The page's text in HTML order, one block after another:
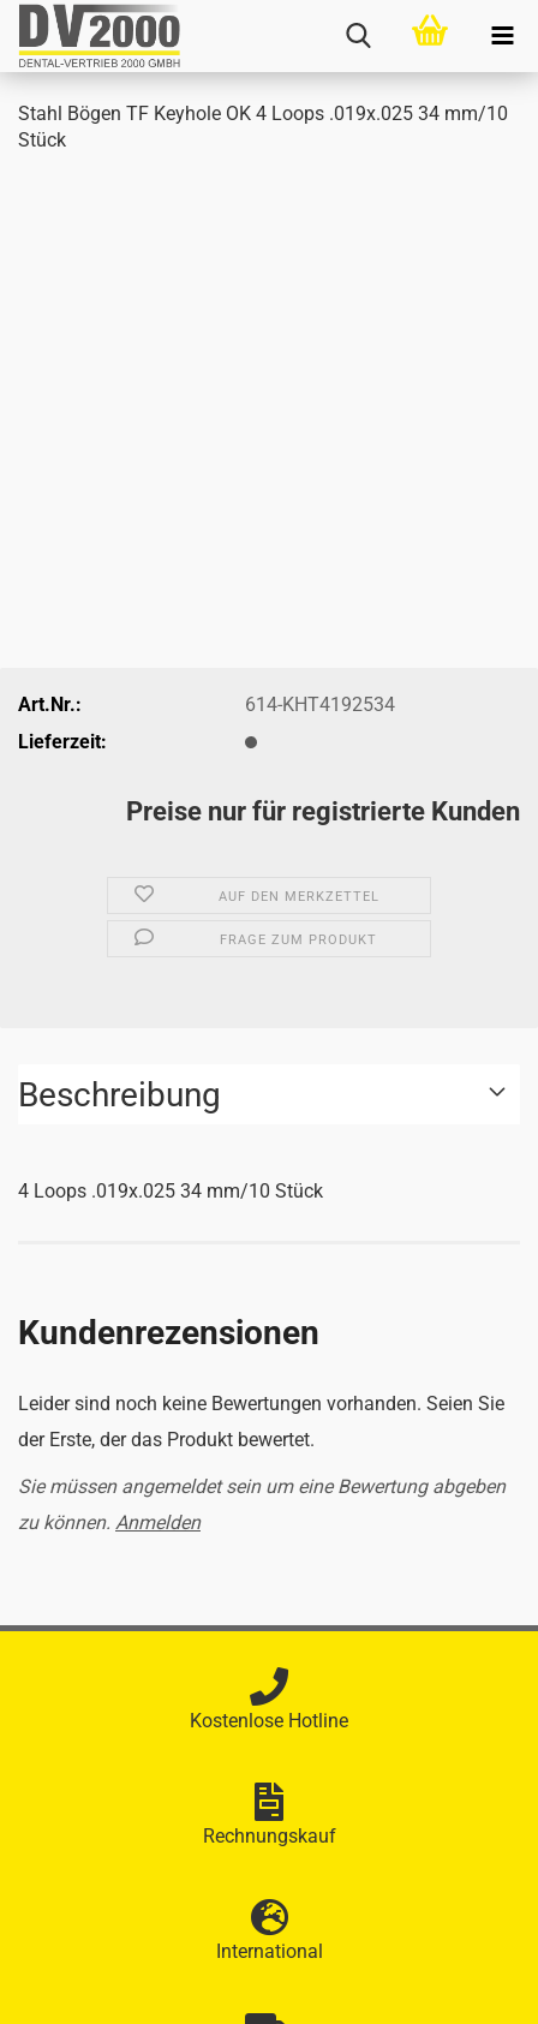
Stahl Bögen TF Key­ho­le OK 4 Loops .019x.025 34 mm/10
Stück
Art.Nr.:
614-KHT4192534
Lieferzeit:
Preise nur für registrierte Kunden
AUF DEN MERKZETTEL
FRAGE ZUM PRODUKT
Beschreibung
4 Loops .019x.025 34 mm/10 Stück
Kundenrezensionen
Leider sind noch keine Bewertungen vorhanden. Seien Sie
der Erste, der das Produkt bewertet.
Sie müssen angemeldet sein um eine Bewertung abgeben
zu können. Anmelden
Kostenlose Hotline
Rechnungskauf
International